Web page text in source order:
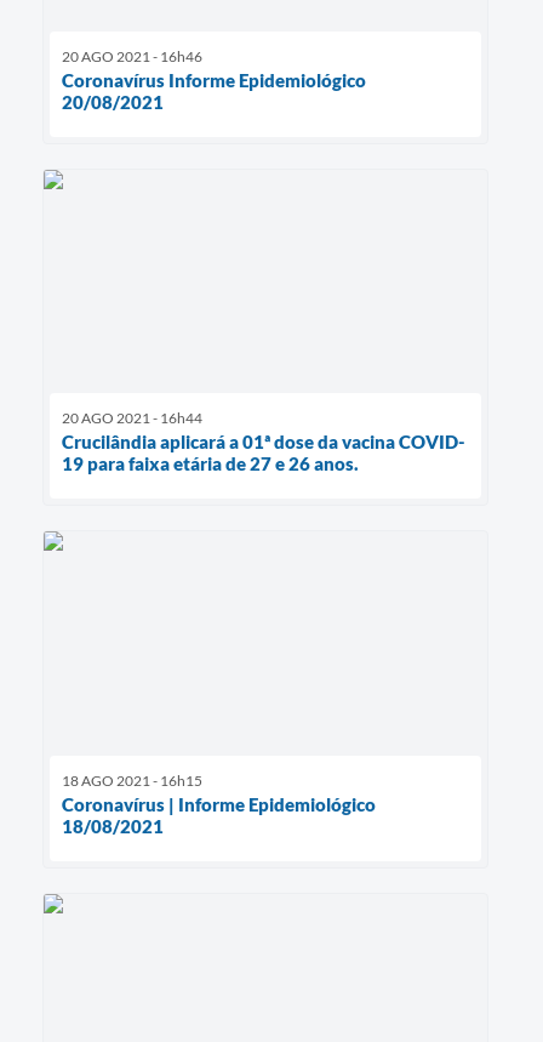
20 AGO 2021 - 16h46
Coronavírus Informe Epidemiológico
20/08/2021
20 AGO 2021 - 16h44
Crucilândia aplicará a 01ª dose da vacina COVID-
19 para faixa etária de 27 e 26 anos.
18 AGO 2021 - 16h15
Coronavírus | Informe Epidemiológico
18/08/2021